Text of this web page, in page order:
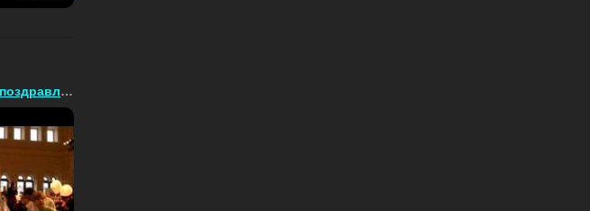
Женя Малахова поздравля...